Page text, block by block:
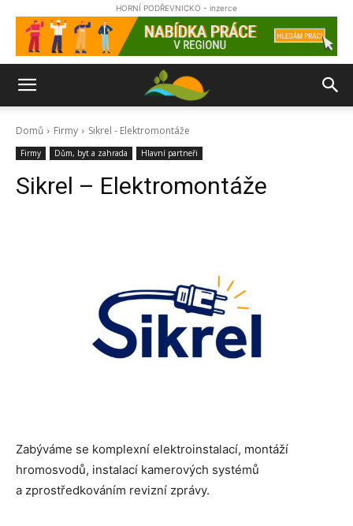
HORNÍ PODŘEVNICKO - inzerce
Domů Firmy Sikrel - Elektromontáže
Firmy Dům, byt a zahrada Hlavní partneři
Sikrel – Elektromontáže
Zabýváme se komplexní elektroinstalací, montáží
hromosvodů, instalací kamerových systémů
a zprostředkováním revizní zprávy.